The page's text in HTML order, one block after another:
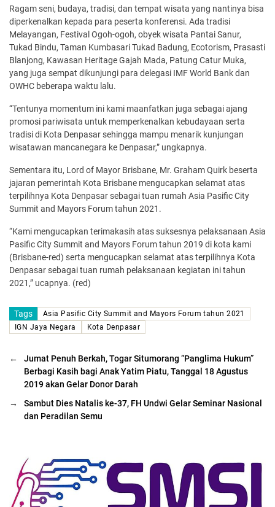
Ragam seni, budaya, tradisi, dan tempat wisata yang nantinya bisa
diperkenalkan kepada para peserta konferensi. Ada tradisi
Melayangan, Festival Ogoh-ogoh, obyek wisata Pantai Sanur,
Tukad Bindu, Taman Kumbasari Tukad Badung, Ecotorism, Prasasti
Blanjong, Kawasan Heritage Gajah Mada, Patung Catur Muka,
yang juga sempat dikunjungi para delegasi IMF World Bank dan
OWHC beberapa waktu lalu.
“Tentunya momentum ini kami maanfatkan juga sebagai ajang
promosi pariwisata untuk memperkenalkan kebudayaan serta
tradisi di Kota Denpasar sehingga mampu menarik kunjungan
wisatawan mancanegara ke Denpasar,” ungkapnya.
Sementara itu, Lord of Mayor Brisbane, Mr. Graham Quirk beserta
jajaran pemerintah Kota Brisbane mengucapkan selamat atas
terpilihnya Kota Denpasar sebagai tuan rumah Asia Pasific City
Summit and Mayors Forum tahun 2021.
“Kami mengucapkan terimakasih atas suksesnya pelaksanaan Asia
Pasific City Summit and Mayors Forum tahun 2019 di kota kami
(Brisbane-red) serta mengucapkan selamat atas terpilihnya Kota
Denpasar sebagai tuan rumah pelaksanaan kegiatan ini tahun
2021,” ucapnya. (red)
Tags
Asia Pasific City Summit and Mayors Forum tahun 2021
IGN Jaya Negara
Kota Denpasar
←
Jumat Penuh Berkah, Togar Situmorang “Panglima Hukum”
Berbagi Kasih bagi Anak Yatim Piatu, Tanggal 18 Agustus
2019 akan Gelar Donor Darah
→
Sambut Dies Natalis ke-37, FH Undwi Gelar Seminar Nasional
dan Peradilan Semu